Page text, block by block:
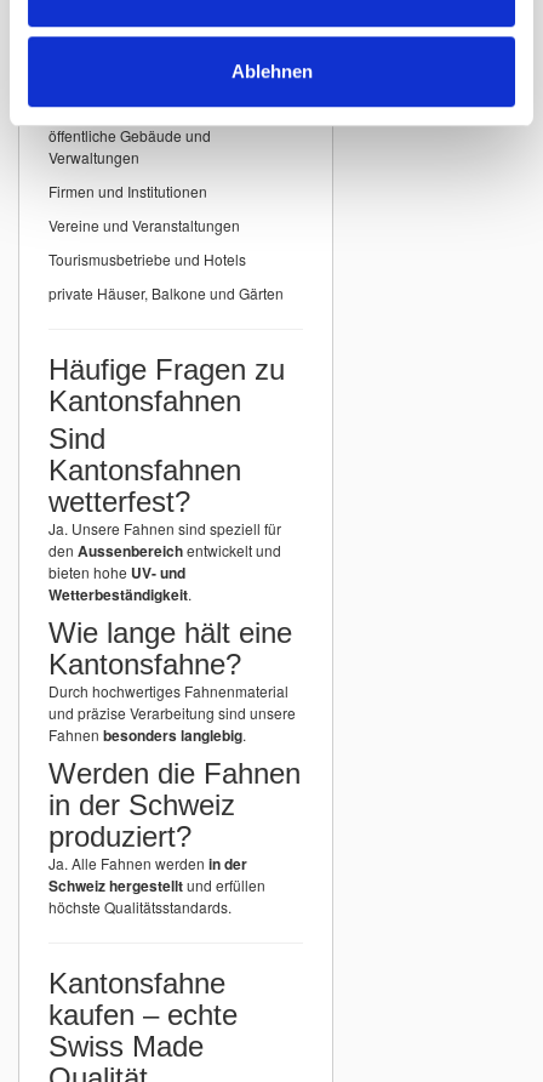
Ablehnen
Kantonsfahnen
Kantonsfahnen der Schweiz
öffentliche Gebäude und
Verwaltungen
Firmen und Institutionen
Vereine und Veranstaltungen
Tourismusbetriebe und Hotels
private Häuser, Balkone und Gärten
Häufige Fragen zu
Kantonsfahnen
Sind
Kantonsfahnen
wetterfest?
Ja. Unsere Fahnen sind speziell für
den Aussenbereichentwickelt und
bieten hohe UV- und
Wetterbeständigkeit.
Wie lange hält eine
Kantonsfahne?
Durch hochwertiges Fahnenmaterial
und präzise Verarbeitung sind unsere
Fahnen besonders langlebig.
Werden die Fahnen
in der Schweiz
produziert?
Ja. Alle Fahnen werden in der
Schweiz hergestelltund erfüllen
höchste Qualitätsstandards.
Kantonsfahne
kaufen – echte
Swiss Made